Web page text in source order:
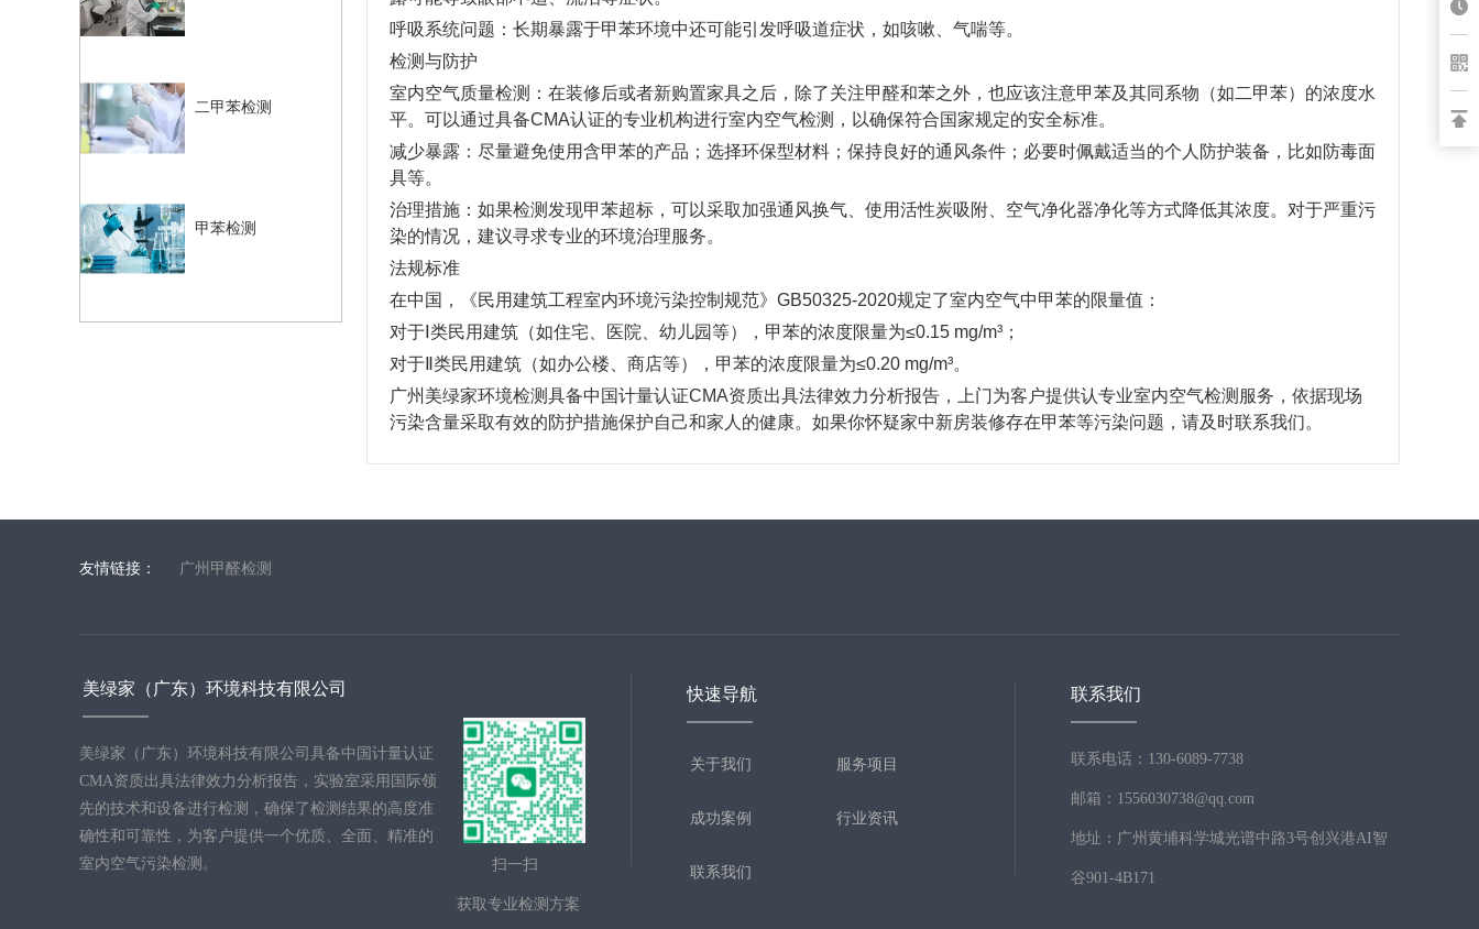
二甲苯检测
甲苯检测
呼吸系统问题：长期暴露于甲苯环境中还可能引发呼吸道症状，如咳嗽、气喘等。
检测与防护
室内空气质量检测：在装修后或者新购置家具之后，除了关注甲醛和苯之外，也应该注意甲苯及其同系物（如二甲苯）的浓度水
平。可以通过具备CMA认证的专业机构进行室内空气检测，以确保符合国家规定的安全标准。
减少暴露：尽量避免使用含甲苯的产品；选择环保型材料；保持良好的通风条件；必要时佩戴适当的个人防护装备，比如防毒面
具等。
治理措施：如果检测发现甲苯超标，可以采取加强通风换气、使用活性炭吸附、空气净化器净化等方式降低其浓度。对于严重污
染的情况，建议寻求专业的环境治理服务。
法规标准
在中国，《民用建筑工程室内环境污染控制规范》GB50325-2020规定了室内空气中甲苯的限量值：
对于Ⅰ类民用建筑（如住宅、医院、幼儿园等），甲苯的浓度限量为≤0.15 mg/m³；
对于Ⅱ类民用建筑（如办公楼、商店等），甲苯的浓度限量为≤0.20 mg/m³。
广州美绿家环境检测具备中国计量认证CMA资质出具法律效力分析报告 ，
上门为客户提供认专业室内空气检测服务，依据现场
污染含量采取有效的防护措施保护自己和家人的健康。如果你怀疑家中新房装修存在甲苯等污染问题，请及时联系我们。
友情链接： 广州甲醛检测
美绿家（广东）环境科技有限公司
美绿家（广东）环境科技有限公司具备中国计量认证
CMA资质出具法律效力分析报告，实验室采用国际领
先的技术和设备进行检测，确保了检测结果的高度准
确性和可靠性，为客户提供一个优质、全面、精准的
室内空气污染检测。
快速导航
关于我们 服务项目
成功案例 行业资讯
联系我们
联系电话：130-6089-7738
邮箱：1556030738@qq.com
地址：广州黄埔科学城光谱中路3号创兴港AI智
谷901-4B171
联系我们
扫一扫
获取专业检测方案